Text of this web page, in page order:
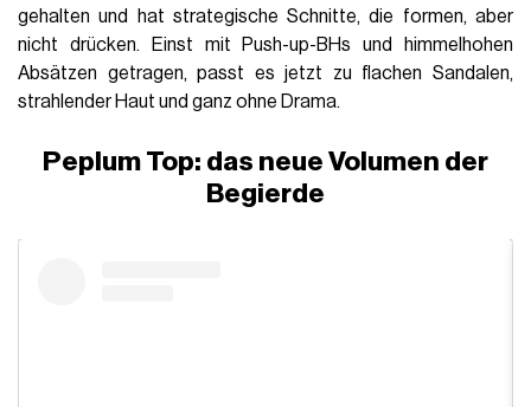
gehalten und hat strategische Schnitte, die formen, aber
nicht drücken. Einst mit Push-up-BHs und himmelhohen
Absätzen getragen, passt es jetzt zu flachen Sandalen,
strahlender Haut und ganz ohne Drama.
Peplum Top: das neue Volumen der
Begierde